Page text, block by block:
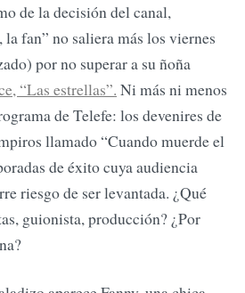
de la decisión del canal,
fan” no saliera más los viernes
por no superar a su ñoña
“Las estrellas”. Ni más ni menos
de Telefe: los devenires de
llamado “Cuando muerde el
de éxito cuya audiencia
riesgo de ser levantada. ¿Qué
guionista, producción? ¿Por